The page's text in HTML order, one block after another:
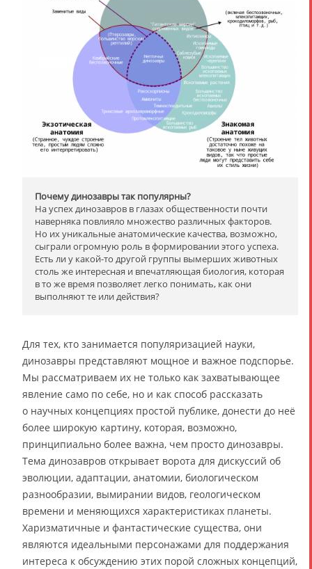
Почему динозавры так популярны?
На успех динозавров в глазах общественности почти
наверняка повлияло множество различных факторов.
Но их уникальные анатомические качества, возможно,
сыграли огромную роль в формировании этого успеха.
Есть ли у какой-то другой группы вымерших животных
столь же интересная и впечатляющая биология, которая
в то же время позволяет легко понимать, как они
выполняют те или действия?
Для тех, кто занимается популяризацией науки,
динозавры представляют мощное и важное подспорье.
Мы рассматриваем их не только как захватывающее
явление само по себе, но и как способ рассказать
о научных концепциях простой публике, донести до неё
более широкую картину, которая, возможно,
принципиально более важна, чем просто динозавры.
Тема динозавров открывает ворота для дискуссий об
эволюции, адаптации, анатомии, биологическом
разнообразии, вымирании видов, геологическом
времени и меняющихся характеристиках планеты.
Харизматичные и фантастические существа, они
являются идеальными персонажами для поддержания
интереса к обсуждению этих порой сложных концепций,